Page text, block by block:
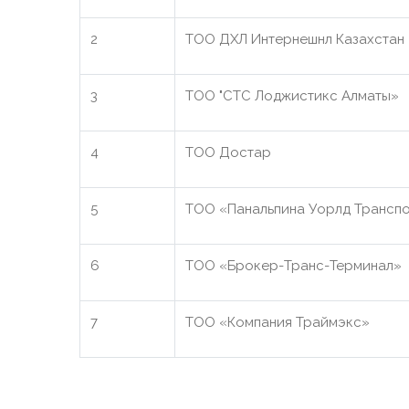
2 ТОО ДХЛ Интернешнл Казахстан
3 ТОО "СТС Лоджистикс Алматы»
4 ТОО Достар
5 ТОО «Панальпина Уорлд
6 ТОО «Брокер-Транс-Терминал»
7 ТОО «Компания Траймэкс»